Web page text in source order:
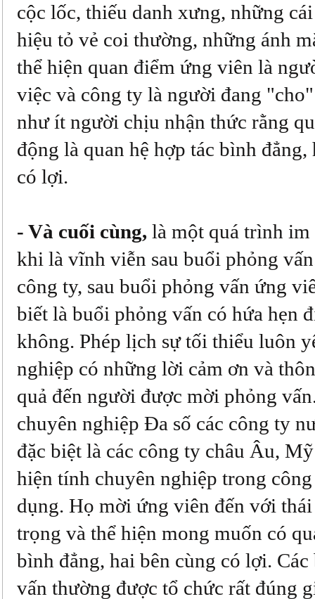
cộc lốc, thiếu danh xưng, những
hiệu tỏ vẻ coi thường, những ánh
thể hiện quan điểm ứng viên là
việc và công ty là người đang
như ít người chịu nhận thức rằng
động là quan hệ hợp tác bình đẳng,
có lợi.
- Và cuối cùng, là một quá trình im
khi là vĩnh viễn sau buổi phỏng
công ty, sau buổi phỏng vấn ứng
biết là buổi phỏng vấn có hứa hẹn
không. Phép lịch sự tối thiểu luôn
nghiệp có những lời cảm ơn và
quả đến người được mời phỏng
chuyên nghiệp Đa số các công ty
đặc biệt là các công ty châu Âu,
hiện tính chuyên nghiệp trong
dụng. Họ mời ứng viên đến với
trọng và thể hiện mong muốn có
bình đẳng, hai bên cùng có lợi.
vấn thường được tổ chức rất đúng